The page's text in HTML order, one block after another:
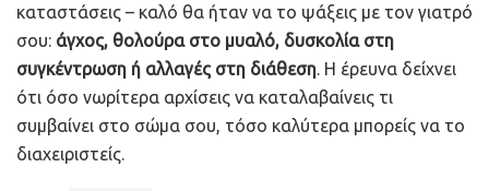
καταστάσεις – καλό θα ήταν να το ψάξεις με τον γιατρό
σου: άγχος, θολούρα στο μυαλό, δυσκολία στη
συγκέντρωση ή αλλαγές στη διάθεση. Η έρευνα δείχνει
ότι όσο νωρίτερα αρχίσεις να καταλαβαίνεις τι
συμβαίνει στο σώμα σου, τόσο καλύτερα μπορείς να το
διαχειριστείς.